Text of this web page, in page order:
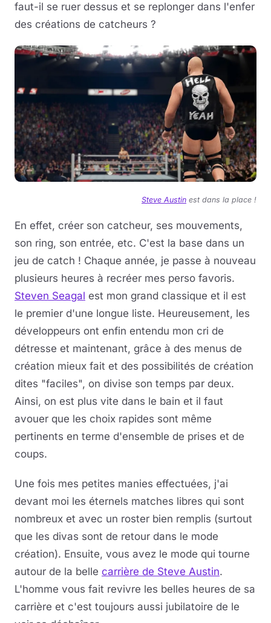
faut-il se ruer dessus et se replonger dans l'enfer
des créations de catcheurs ?
Steve Austin est dans la place !
En effet, créer son catcheur, ses mouvements,
son ring, son entrée, etc. C'est la base dans un
jeu de catch ! Chaque année, je passe à nouveau
plusieurs heures à recréer mes perso favoris.
Steven Seagal est mon grand classique et il est
le premier d'une longue liste. Heureusement, les
développeurs ont enfin entendu mon cri de
détresse et maintenant, grâce à des menus de
création mieux fait et des possibilités de création
dites "faciles", on divise son temps par deux.
Ainsi, on est plus vite dans le bain et il faut
avouer que les choix rapides sont même
pertinents en terme d'ensemble de prises et de
coups.
Une fois mes petites manies effectuées, j'ai
devant moi les éternels matches libres qui sont
nombreux et avec un roster bien remplis (surtout
que les divas sont de retour dans le mode
création). Ensuite, vous avez le mode qui tourne
autour de la belle carrière de Steve Austin.
L'homme vous fait revivre les belles heures de sa
carrière et c'est toujours aussi jubilatoire de le